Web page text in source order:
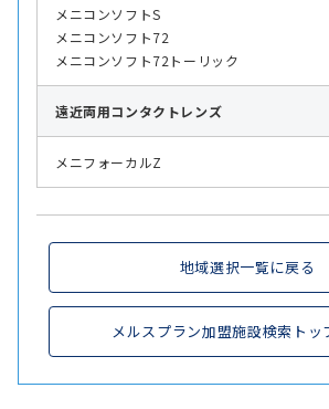
メニコンソフトS
メニコンソフト72
メニコンソフト72トーリック
遠近両用コンタクトレンズ
メニフォーカルZ
地域選択一覧に戻る
メルスプラン加盟施設検索トッ